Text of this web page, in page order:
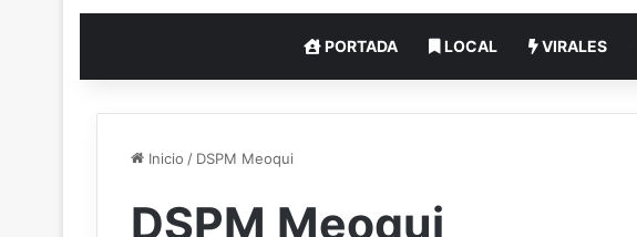
PORTADA LOCAL VIRALES
Inicio / DSPM Meoqui
DSPM Meoqui